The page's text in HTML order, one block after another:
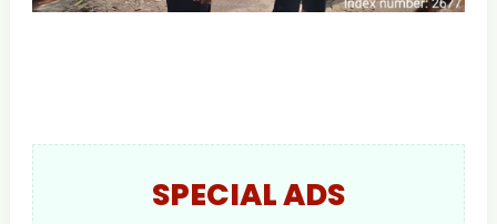
SPECIAL ADS